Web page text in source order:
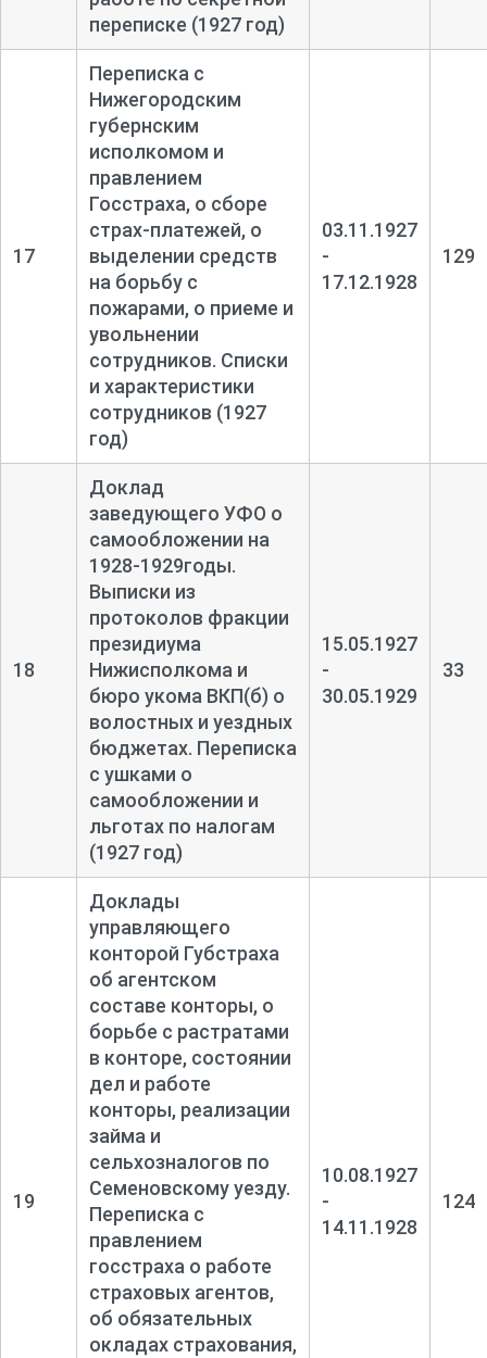
переписке (1927 год)
17
Переписка с
Нижегородским
губернским
исполкомом и
правлением
Госстраха, о сборе
страх-платежей, о
выделении средств
на борьбу с
пожарами, о приеме и
увольнении
сотрудников. Списки
и характеристики
сотрудников (1927
год)
03.11.1927
-
17.12.1928
129
18
Доклад
заведующего УФО о
самообложении на
1928-1929годы.
Выписки из
протоколов фракции
президиума
Нижисполкома и
бюро укома ВКП(б) о
волостных и уездных
бюджетах. Переписка
с ушками о
самообложении и
льготах по налогам
(1927 год)
15.05.1927
-
30.05.1929
33
19
Доклады
управляющего
конторой Губстраха
об агентском
составе конторы, о
борьбе с растратами
в конторе, состоянии
дел и работе
конторы, реализации
займа и
сельхозналогов по
Семеновскому уезду.
Переписка с
правлением
госстраха о работе
страховых агентов,
об обязательных
окладах страхования,
10.08.1927
-
14.11.1928
124